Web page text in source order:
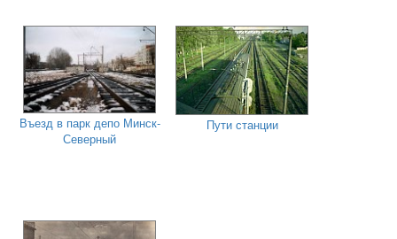
Въезд в парк депо Минск-
Северный
Пути станции